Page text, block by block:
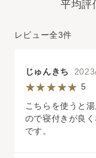
平均評
レビュー全3件
じゅんきち
5
こちらを使うと
ので寝付きが良
です。